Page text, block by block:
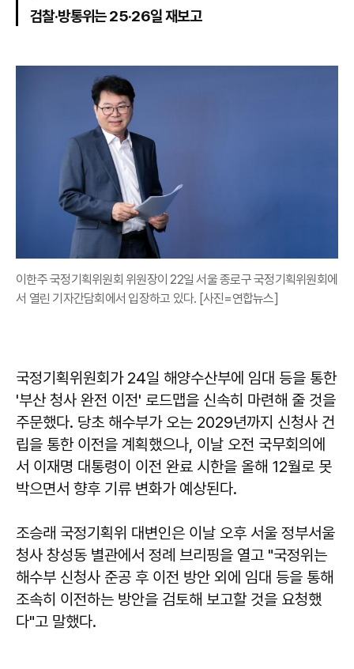
검찰·방통위는 25·26일 재보고
이한주 국정기획위원회 위원장이 22일 서울 종로구 국정기획위원회에
서 열린 기자간담회에서 입장하고 있다. [사진=연합뉴스]
국정기획위원회가 24일 해양수산부에 임대 등을 통한
'부산 청사 완전 이전' 로드맵을 신속히 마련해 줄 것을
주문했다. 당초 해수부가 오는 2029년까지 신청사 건
립을 통한 이전을 계획했으나, 이날 오전 국무회의에
서 이재명 대통령이 이전 완료 시한을 올해 12월로 못
박으면서 향후 기류 변화가 예상된다.
조승래 국정기획위 대변인은 이날 오후 서울 정부서울
청사 창성동 별관에서 정례 브리핑을 열고 "국정위는
해수부 신청사 준공 후 이전 방안 외에 임대 등을 통해
조속히 이전하는 방안을 검토해 보고할 것을 요청했
다"고 말했다.